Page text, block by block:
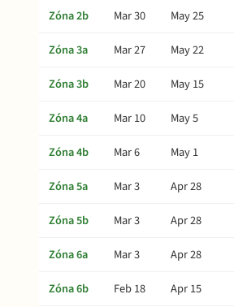
Zóna 2b
Mar 30 May 25
Zóna 3a
Mar 27 May 22
Zóna 3b
Mar 20 May 15
Zóna 4a
Mar 10 May 5
Zóna 4b
Mar 6 May 1
Zóna 5a
Mar 3 Apr 28
Zóna 5b
Mar 3 Apr 28
Zóna 6a
Mar 3 Apr 28
Zóna 6b
Feb 18 Apr 15